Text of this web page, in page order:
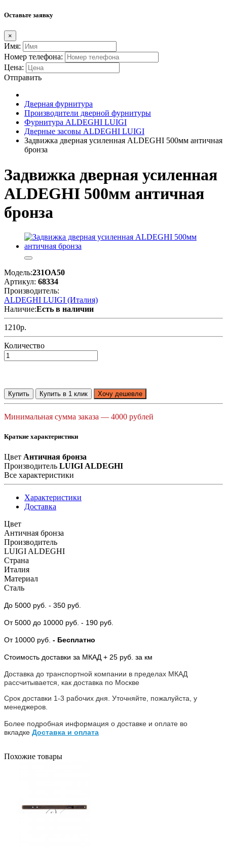
Оставьте заявку
×
Имя:
Номер телефона:
Цена:
Отправить
Дверная фурнитура
Производители дверной фурнитуры
Фурнитура ALDEGHI LUIGI
Дверные засовы ALDEGHI LUIGI
Задвижка дверная усиленная ALDEGHI 500мм античная
бронза
Задвижка дверная усиленная
ALDEGHI 500мм античная
бронза
Модель:231OA50
Артикул: 68334
Производитель:
ALDEGHI LUIGI (Италия)
Наличие:Есть в наличии
1210р.
Количество
Купить Купить в 1 клик Хочу дешевле
Минимальная сумма заказа — 4000 рублей
Краткие характеристики
Цвет Античная бронза
Производитель LUIGI ALDEGHI
Все характеристики
Характеристики
Доставка
Цвет
Античная бронза
Производитель
LUIGI ALDEGHI
Страна
Италия
Материал
Сталь
До 5000 руб. - 350 руб.
От 5000 до 10000 руб. - 190 руб.
От 10000 руб. - Бесплатно
Стоимость доставки за МКАД + 25 руб. за км
Доставка до транспортной компании в пределах МКАД
рассчитывается, как доставка по Москве
Срок доставки 1-3 рабочих дня. Уточняйте, пожалуйста, у
менеджеров.
Более подробная информация о доставке и оплате во
вкладке Доставка и оплата
Похожие товары